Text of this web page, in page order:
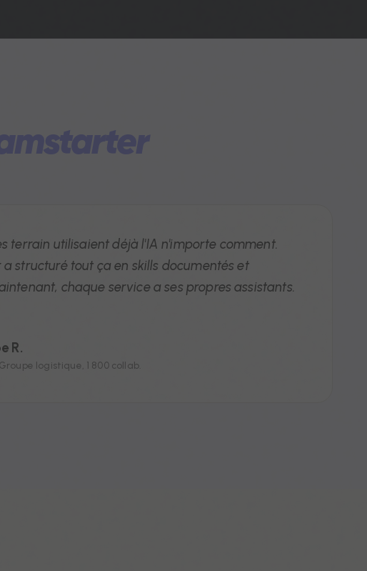
terrain utilisaient déjà l'IA n'importe comment.
structuré tout ça en skills documentés et
chaque service a ses propres assistants.
R.
logistique, 1 800 collab.